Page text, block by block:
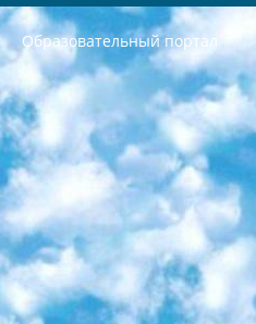
Образовательный портал
РЕСПУБЛИКА УЗБЕКИСТАН МИНИСТРЕРСТВО ДОШКОЛЬНОГО И ШКОЛЬНОГО ОБРАЗОВАНИЯ КОМАНДА в общеобразовательных учреждениях в 2023-2024 учебном году организация и проведение итоговой государственной аттестации обучающихся о Министра дошкольного и школьного образования Республики Узбекистан от 4 марта 2008 года (постановлением Минюста от 20 марта 2008 года № 1778 государственной регистрации) «Итоговое состояние учащихся общего среднего образования на основании положения об утверждении положения об аттестации общего среднего образования выпускной экзамен студентов в образовательных учреждениях в 2023-2024 учебном году В целях организации и прохождения аттестации приказываю: 1. Следующее: перечень предметов, по которым будет проводиться итоговая государственная аттестация и экзамен формы перевода согласно приложению 1; сертификаты международного образца, оценивающие уровень владения иностранными языками перечень согласно приложению 2; 2. Педагогический при специализированных образовательных учреждениях. научно-практический центр квалификации и международной оценки (Д.Давидова) 2024 г. До 25 марта: задания по предметам, по которым будет проводиться итоговая аттестация разработка и утверждение технических условий; итоговая аттестация на основании разработанного предметного задания разработка вопросов по предметам (устно и письменно), экзамен передача; общеобразовательные средние школы и специальные учебные заведения учащиеся выпускных классов школ и интернатов в агентской системе подготовка базы данных экзаменационных материалов и критериев оценки; перевод базы экзаменационных материалов на все языки обучения подать в Республиканский образовательный центр для изготовления; варианты экзаменов на основе разработанных контрольных материалов пусть будут поставлены задачи формирования. 3. Республиканский образовательный центр (Ш.Худайкулов) до 5 апреля 2024 года. до: база данных предоставленных экзаменационных материалов на все языки обучения перевод и экспертиза; для слепых, слабовидящих, глухих, слабослышащих и умственно отсталых детей учащиеся выпускных классов специализированных школ и школ-интернатов база данных экзаменационных материалов на всех преподаваемых языках подготовка критериев оценки; специализированные школы для умственно отсталых детей и технологии для учащихся выпускных классов школ-интернатов разработка соответствующих рекомендаций и критериев проведения ЕГЭ по естествознанию давать задания. 4. Педагогический при специализированных образовательных учреждениях. Научно-практический центр навыков и международной оценки (Д.Давидова), Республика образовательный центр (Худайкулов Ш.) итоговый государственный аттестационный экзамен ориентирован на творческое и логическое мышление при подготовке базы материалов учитывать введение заданий. 5. Следует отметить, что: сертификат государственного образца о знании общеобразовательного предмета и как минимум национальный уровень B1 по предметам на иностранных языках, указанным в Приложении 2. или международно признанный сертификат эквивалентного уровня студенты, изучающие определенный предмет, освобождаются от экзамена; по соответствующим предметам запланирована итоговая государственная аттестация за день до дня, путем жеребьевки Рабочей группой (в письменной форме по предметам, проводимым в форме) из числа сформированных вариантов выбрано 2 варианта; 2 выбранных варианта экзамена анонсированы на официальном сайте министерства и все выпускники по всей стране на основе этих вариантов проводит итоговую государственную аттестацию. 6. Государственное образование учащихся средних общеобразовательных учреждений. знания в соответствии с квалификационными требованиями, которые необходимо приобрести на основании стандартов итоговый (выпускной) контроль для 9 и 11 классов в целях тестирования Экзамены (далее – экзамены) состоят из предметов, перечисленных в приложении 1. будет сделано. 7. Экзамены пройдут с 26 мая по 15 июня 2024 г. (кроме науки физического воспитания). 8. Физическая для учащихся 9 классов общесредних образовательных учреждений. Экзамены по предмету «Образование, квалификация медицина» 1-6 мая 2024 года. сотрудники перевести под присмотр (с отклонениями в физическом или умственном развитии) специализированная школа для детей, школы-интернаты и со сколиозом школы-интернаты санаторного типа для больных детей исключены). 9. Он был слепым, слабовидящим и имел нарушения опорно-двигательного аппарата. экзамены в специализированных школах и интернатах для детей должны проводиться исходя из требований, предъявляемых к общеобразовательным учреждениям (физкультура кроме науки). 10. Специализированная школа для глухих и слабослышащих детей. и экзамены в интернатах и быть реализован в виде письменного теста по математике. 11. Специальность для умственно отсталых детей. Для 9 класса Родной язык и литературное письмо Государственный язык (язык обучения – узбекский). для неклассов) написано Математическое письмо Письменная/устная история Узбекистана Физическое воспитание практично Итоговый контроль Для 11 класса Написание родного языка и литературы (эссе) Математическое письмо Узбекский язык (обучение на узбекском языке) не посещающее общее среднее образование для учреждений)/Образовательное учреждение выбор письменный и устный Иностранный язык письменный/устный Письменная/устная история Узбекистана *По выбору студента:  Химия  Физика  Основы государственного права  География 10 бесплатных образовательных ресурсов - Мы составили подборку онлайн-проектов с интерактивными упражнениями, видеолекциями и статьями. Они помогут вам обрести новые и освежить старые знания бесплатно. 1. «ИНТУИТ» Старейшая образовательная площадка Рунета. Здесь вы найдёте сотни текстовых и видеокурсов на десятки различных тем — от программирования до психологии. Многие курсы подготовлены российскими университетами и крупными международными компаниями вроде Intel и Microsoft. Самостоятельное обучение бесплатное, но желающие могут оплатить услуги персональных наставников. 2. «Смартия» знакомит с актуальными профессиями и подсказывает, как им обучаться. Выбрав заинтересовавшую вас специальность — SMM-специалист, фотограф, веб-дизайнер или другую, — увидите список необходимых для неё умений. Чтобы вы могли освоить их самостоятельно, для